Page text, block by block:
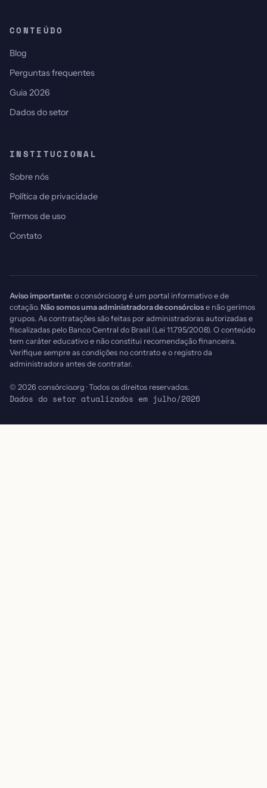
CONTEÚDO
Blog
Perguntas frequentes
Guia 2026
Dados do setor
INSTITUCIONAL
Sobre nós
Política de privacidade
Termos de uso
Contato
Aviso importante: o consórcio.org é um portal informativo e de
cotação. Não somos uma administradora de consórcios e não gerimos
grupos. As contratações são feitas por administradoras autorizadas e
fiscalizadas pelo Banco Central do Brasil (Lei 11.795/2008). O conteúdo
tem caráter educativo e não constitui recomendação financeira.
Verifique sempre as condições no contrato e o registro da
administradora antes de contratar.
© 2026 consórcio.org · Todos os direitos reservados.
Dados do setor atualizados em julho/2026